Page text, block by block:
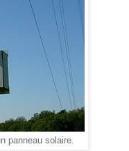
panneau solaire.